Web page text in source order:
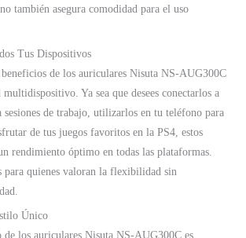
también asegura comodidad para el uso
Tus Dispositivos
de los auriculares Nisuta NS-AUG300C
Ya sea que desees conectarlos a
sesiones de trabajo, utilizarlos en tu teléfono para
de tus juegos favoritos en la PS4, estos
rendimiento óptimo en todas las plataformas.
para quienes valoran la flexibilidad sin
Único
los auriculares Nisuta NS-AUG300C es